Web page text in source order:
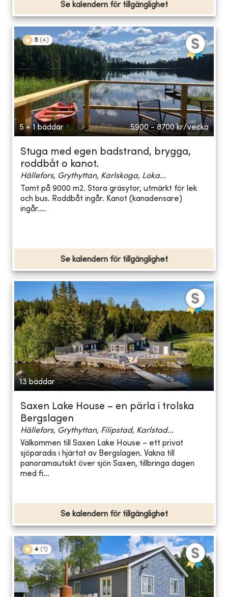
Se kalendern för tillgänglighet
5 (4)
5 + 1 bäddar 5900 - 8700 kr/vecka
Stuga med egen badstrand, brygga,
roddbåt o kanot.
Hällefors, Grythyttan, Karlskoga, Loka...
Tomt på 9000 m2. Stora gräsytor, utmärkt för lek
och bus. Roddbåt ingår. Kanot (kanadensare)
ingår....
Se kalendern för tillgänglighet
13 bäddar
Saxen Lake House – en pärla i trolska
Bergslagen
Hällefors, Grythyttan, Filipstad, Karlstad...
Välkommen till Saxen Lake House – ett privat
sjöparadis i hjärtat av Bergslagen. Vakna till
panoramautsikt över sjön Saxen, tillbringa dagen
med fi...
Se kalendern för tillgänglighet
4 (1 )